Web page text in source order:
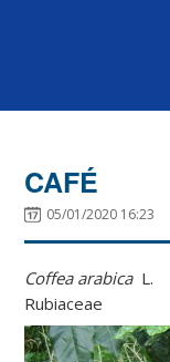
CAFÉ
05/01/2020 16:23
Coffea arabicaL .
Rubiaceae